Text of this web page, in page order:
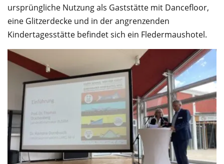
ursprüngliche Nutzung als Gaststätte mit Dancefloor,
eine Glitzerdecke und in der angrenzenden
Kindertagesstätte befindet sich ein Fledermaushotel.